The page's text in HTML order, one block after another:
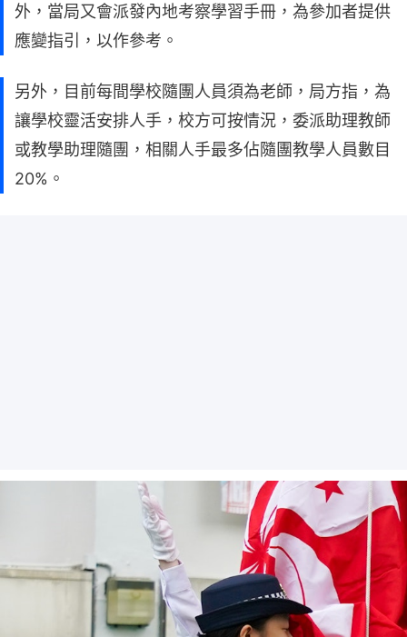
外，當局又會派發內地考察學習手冊，為參加者提供
應變指引，以作參考。
另外，目前每間學校隨團人員須為老師，局方指，為
讓學校靈活安排人手，校方可按情況，委派助理教師
或教學助理隨團，相關人手最多佔隨團教學人員數目
20%。